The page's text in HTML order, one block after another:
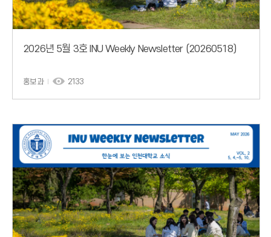
2026년 5월 3호 INU Weekly Newsletter (20260518)
홍보과 2133